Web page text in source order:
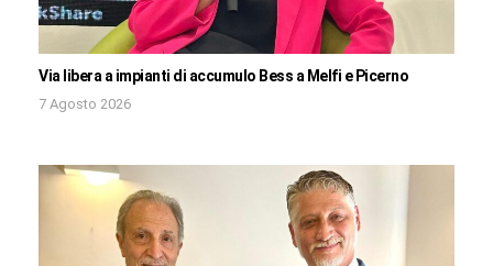
Via libera a impianti di accumulo Bess a Melfi e Picerno
7 Agosto 2026